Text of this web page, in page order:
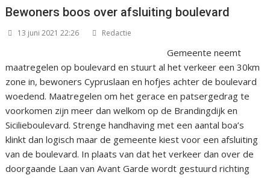
Bewoners boos over afsluiting boulevard
13 juni 2021 22:26 Redactie
Gemeente neemt
maatregelen op boulevard en stuurt al het verkeer een 30km
zone in, bewoners Cypruslaan en hofjes achter de boulevard
woedend. Maatregelen om het gerace en patsergedrag te
voorkomen zijn meer dan welkom op de Brandingdijk en
Sicilieboulevard. Strenge handhaving met een aantal boa’s
klinkt dan logisch maar de gemeente kiest voor een afsluiting
van de boulevard. In plaats van dat het verkeer dan over de
doorgaande Laan van Avant Garde wordt gestuurd richting